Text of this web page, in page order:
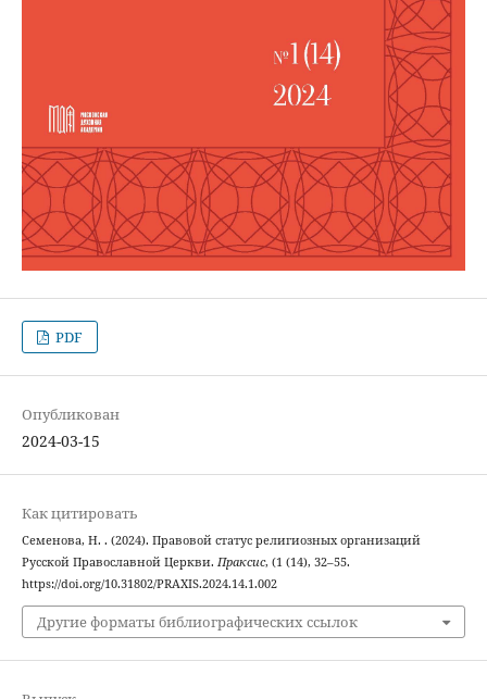
PDF
Опубликован
2024-03-15
Как цитировать
Семенова, Н. . (2024). Правовой статус религиозных организаций
Русской Православной Церкви. Праксис, (1 (14), 32–55.
https://doi.org/10.31802/PRAXIS.2024.14.1.002
Другие форматы библиографических ссылок